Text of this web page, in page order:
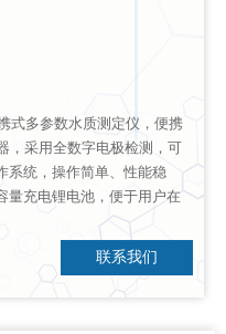
式多参数水质测定仪，便携
，采用全数字电极检测，可
系统，操作简单、性能稳
量充电锂电池，便于用户在
联系我们